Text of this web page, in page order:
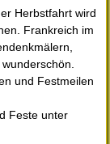
Herbstfahrt wird
Frankreich im
und Festmeilen
Feste unter